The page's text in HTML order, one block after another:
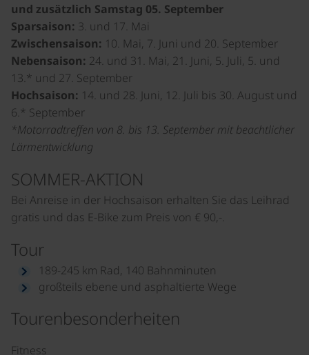
und zusätzlich Samstag 05. September
Sparsaison: 3. und 17. Mai
Zwischensaison: 10. Mai, 7. Juni und 20. September
Nebensaison: 24. und 31. Mai, 21. Juni, 5. Juli, 5. und
13.* und 27. September
Hochsaison: 14. und 28. Juni, 12. Juli bis 30. August und
6.* September
*Motorradtreffen von 8. bis 13. September mit beachtlicher
Lärmentwicklung
SOMMER-AKTION
Bei Anreise in der Hochsaison erhalten Sie das Leihrad
gratis und das E-Bike zum Preis von € 90,-.
Tour
189-245 km Rad, 140 Bahnminuten
großteils ebene und asphaltierte Wege
Tourenbesonderheiten
Fitness